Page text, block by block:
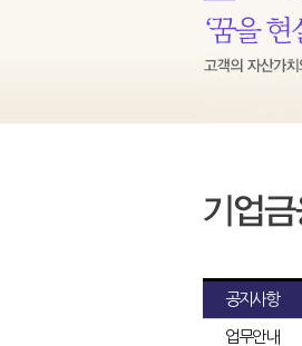
공지사항
업무안내